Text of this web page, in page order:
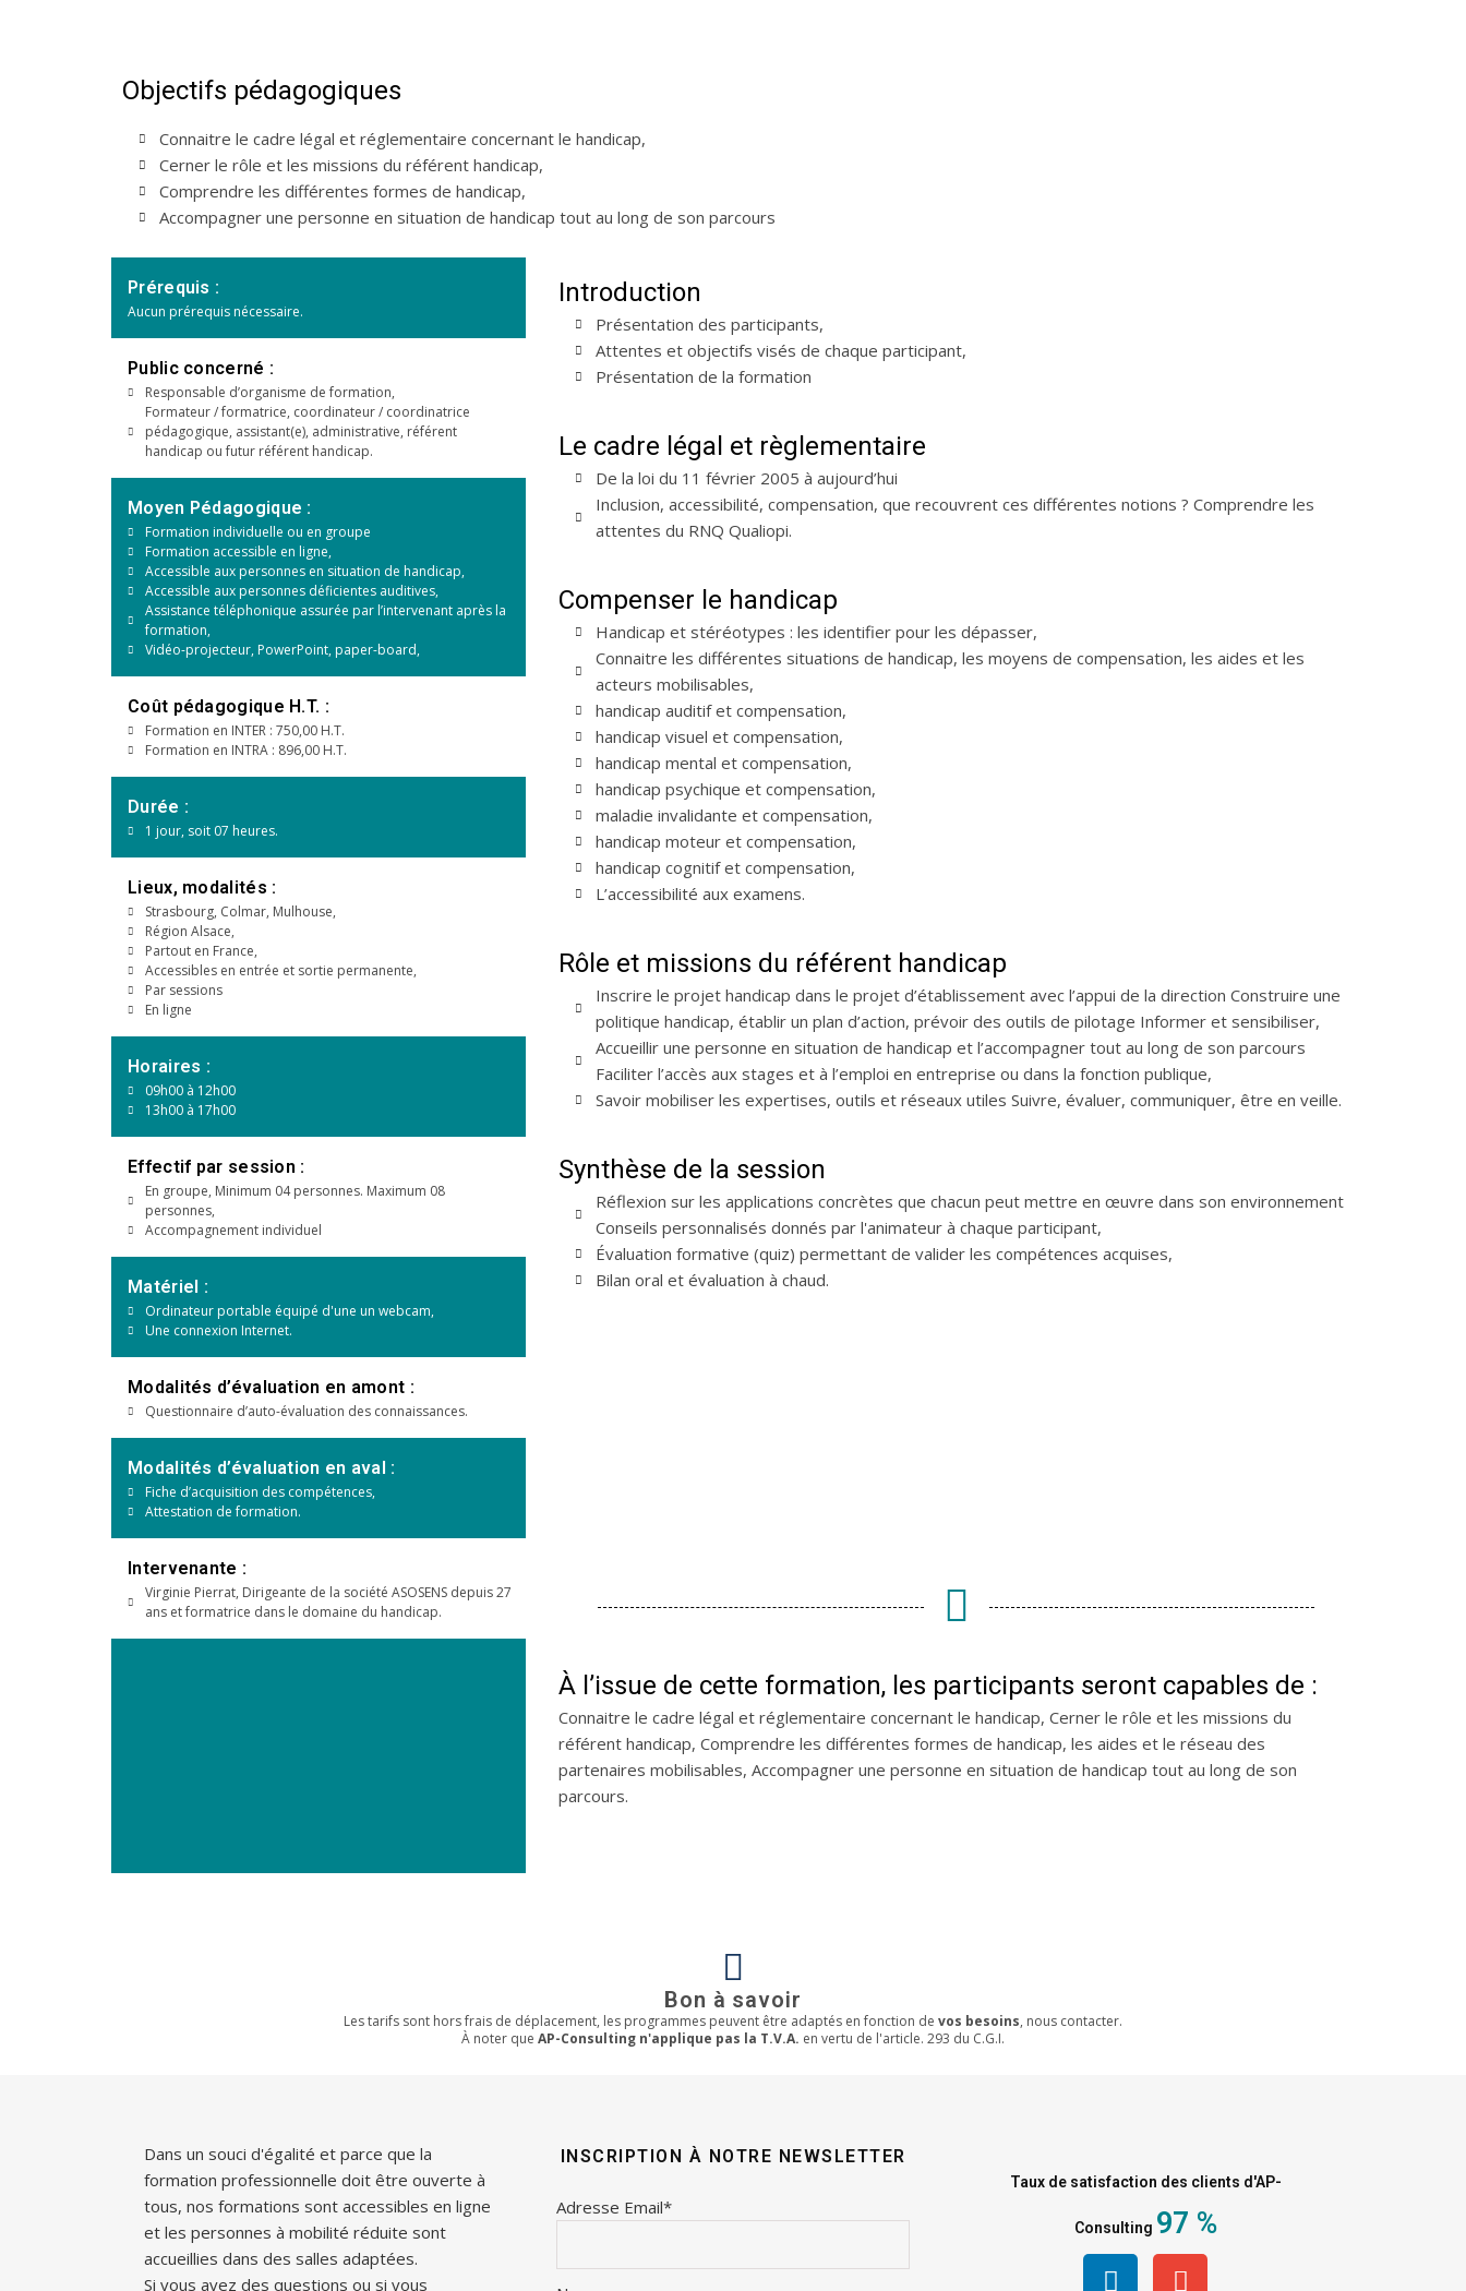
Objectifs pédagogiques
Connaitre le cadre légal et réglementaire concernant le handicap,
Cerner le rôle et les missions du référent handicap,
Comprendre les différentes formes de handicap,
Accompagner une personne en situation de handicap tout au long de son parcours
Prérequis :
Aucun prérequis nécessaire.
Public concerné :
Responsable d’organisme de formation,
Formateur / formatrice, coordinateur / coordinatrice
pédagogique, assistant(e), administrative, référent
handicap ou futur référent handicap.
Moyen Pédagogique :
Formation individuelle ou en groupe
Formation accessible en ligne,
Accessible aux personnes en situation de handicap,
Accessible aux personnes déficientes auditives,
Assistance téléphonique assurée par l’intervenant après la
formation,
Vidéo-projecteur, PowerPoint, paper-board,
Coût pédagogique H.T. :
Formation en INTER : 750,00 H.T.
Formation en INTRA : 896,00 H.T.
Durée :
1 jour, soit 07 heures.
Lieux, modalités :
Strasbourg, Colmar, Mulhouse,
Région Alsace,
Partout en France,
Accessibles en entrée et sortie permanente,
Par sessions
En ligne
Horaires :
09h00 à 12h00
13h00 à 17h00
Effectif par session :
En groupe, Minimum 04 personnes. Maximum 08
personnes,
Accompagnement individuel
Matériel :
Ordinateur portable équipé d'une un webcam,
Une connexion Internet.
Modalités d’évaluation en amont :
Questionnaire d’auto-évaluation des connaissances.
Modalités d’évaluation en aval :
Fiche d’acquisition des compétences,
Attestation de formation.
Intervenante :
Virginie Pierrat, Dirigeante de la société ASOSENS depuis 27
ans et formatrice dans le domaine du handicap.
Introduction
Présentation des participants,
Attentes et objectifs visés de chaque participant,
Présentation de la formation
Le cadre légal et règlementaire
De la loi du 11 février 2005 à aujourd’hui
Inclusion, accessibilité, compensation, que recouvrent ces différentes notions ? Comprendre les
attentes du RNQ Qualiopi.
Compenser le handicap
Handicap et stéréotypes : les identifier pour les dépasser,
Connaitre les différentes situations de handicap, les moyens de compensation, les aides et les
acteurs mobilisables,
handicap auditif et compensation,
handicap visuel et compensation,
handicap mental et compensation,
handicap psychique et compensation,
maladie invalidante et compensation,
handicap moteur et compensation,
handicap cognitif et compensation,
L’accessibilité aux examens.
Rôle et missions du référent handicap
Inscrire le projet handicap dans le projet d’établissement avec l’appui de la direction Construire une
politique handicap, établir un plan d’action, prévoir des outils de pilotage Informer et sensibiliser,
Accueillir une personne en situation de handicap et l’accompagner tout au long de son parcours
Faciliter l’accès aux stages et à l’emploi en entreprise ou dans la fonction publique,
Savoir mobiliser les expertises, outils et réseaux utiles Suivre, évaluer, communiquer, être en veille.
Synthèse de la session
Réflexion sur les applications concrètes que chacun peut mettre en œuvre dans son environnement
Conseils personnalisés donnés par l'animateur à chaque participant,
Évaluation formative (quiz) permettant de valider les compétences acquises,
Bilan oral et évaluation à chaud.
À l’issue de cette formation, les participants seront capables de :
Connaitre le cadre légal et réglementaire concernant le handicap, Cerner le rôle et les missions du
référent handicap, Comprendre les différentes formes de handicap, les aides et le réseau des
partenaires mobilisables, Accompagner une personne en situation de handicap tout au long de son
parcours.
Bon à savoir
Les tarifs sont hors frais de déplacement, les programmes peuvent être adaptés en fonction de vos besoins, nous contacter.
À noter que AP-Consulting n'applique pas la T.V.A. en vertu de l'article. 293 du C.G.I.
Dans un souci d'égalité et parce que la
formation professionnelle doit être ouverte à
tous, nos formations sont accessibles en ligne
et les personnes à mobilité réduite sont
accueillies dans des salles adaptées.
Si vous avez des questions ou si vous
INSCRIPTION À NOTRE NEWSLETTER
Adresse Email*
Taux de satisfaction des clients d'AP-
Consulting 97 %